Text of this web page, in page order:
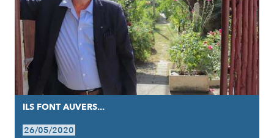
ILS FONT AUVERS...
26/05/2020